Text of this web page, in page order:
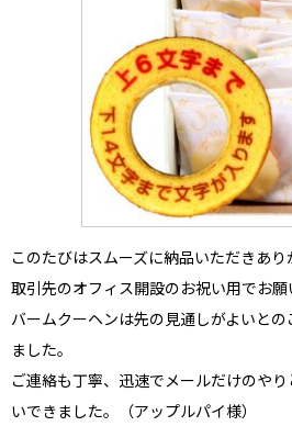
このたびはスムーズに納品いただきあり
取引先のオフィス開設のお祝い用 でお願
バームクーヘンは先の見通しがよいと
ました。
ご連絡も丁寧、迅速でメールだけのや
いできました。（アップルパイ様）